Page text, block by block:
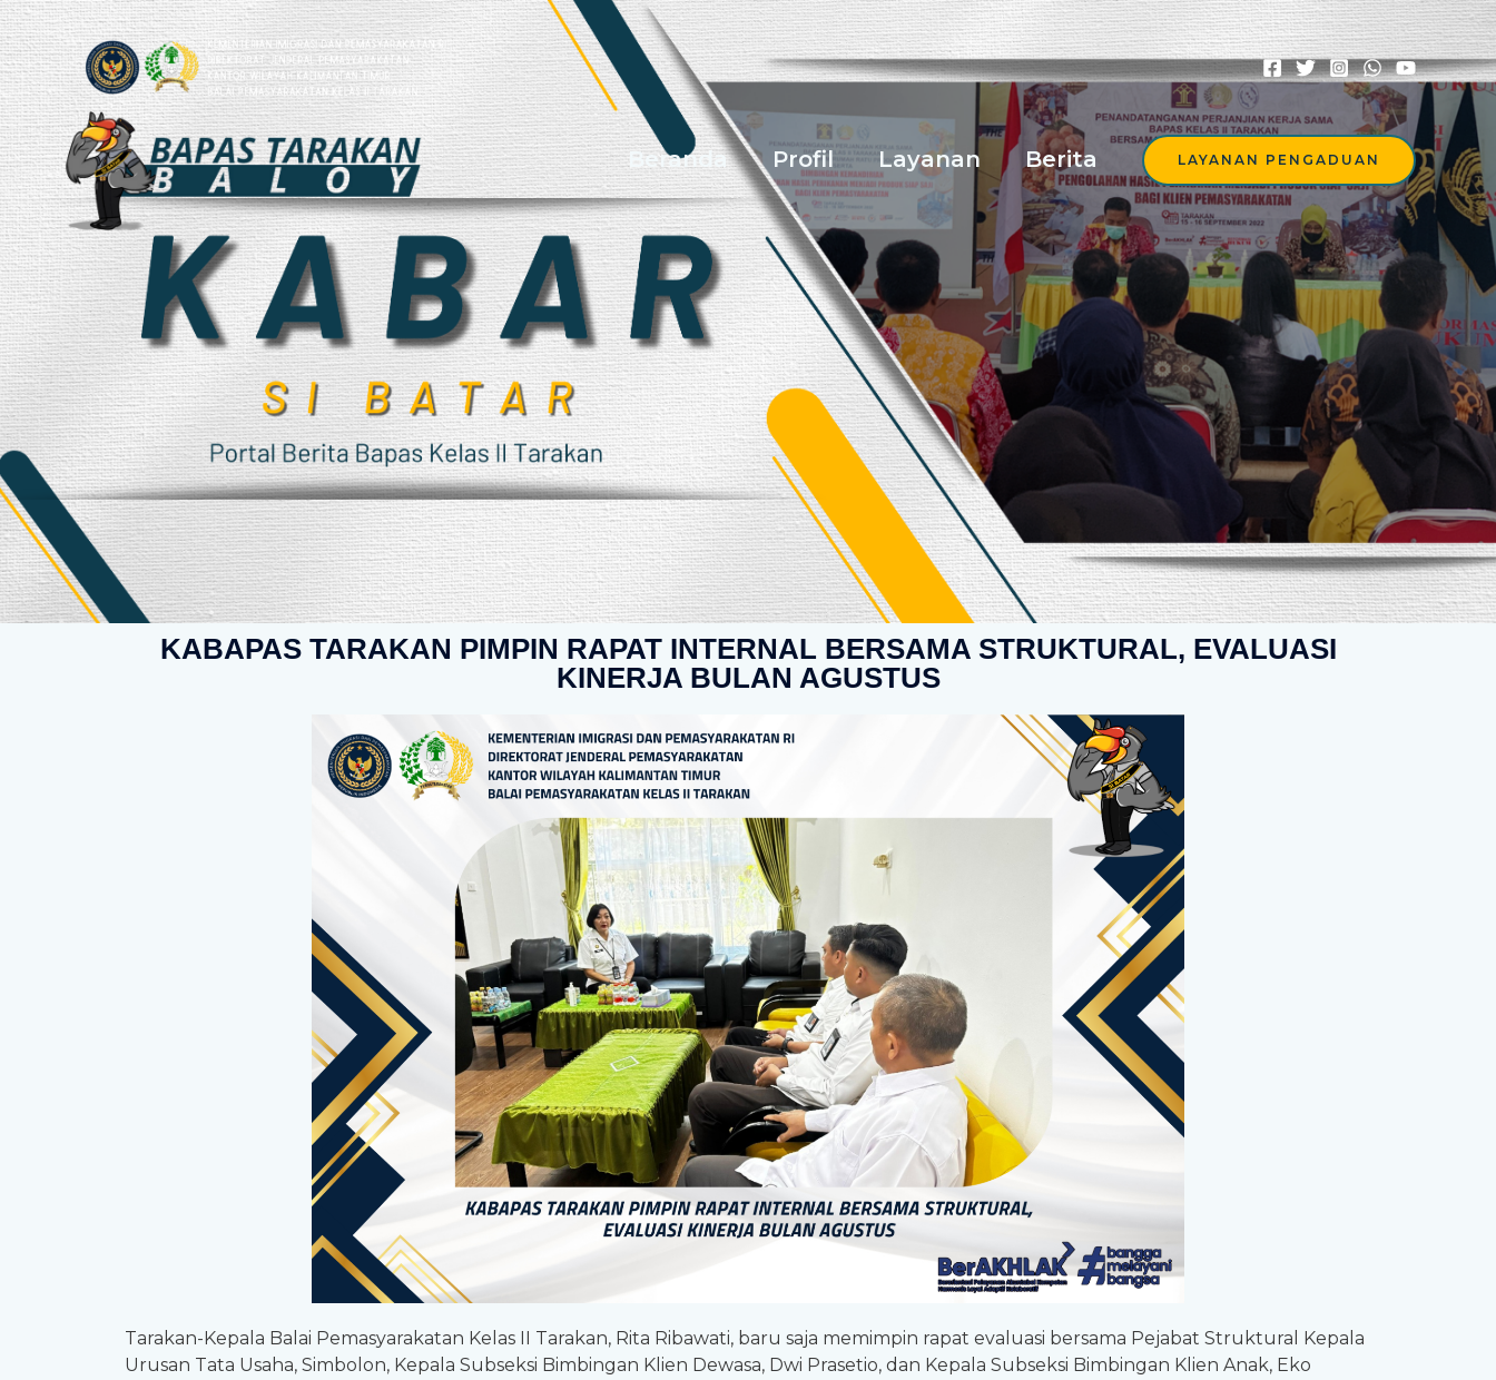
Beranda Profil Layanan Berita LAYANAN PENGADUAN
KABAPAS TARAKAN PIMPIN RAPAT INTERNAL BERSAMA STRUKTURAL, EVALUASI
KINERJA BULAN AGUSTUS
Tarakan-Kepala Balai Pemasyarakatan Kelas II Tarakan, Rita Ribawati, baru saja memimpin rapat evaluasi bersama Pejabat Struktural Kepala
Urusan Tata Usaha, Simbolon, Kepala Subseksi Bimbingan Klien Dewasa, Dwi Prasetio, dan Kepala Subseksi Bimbingan Klien Anak, Eko